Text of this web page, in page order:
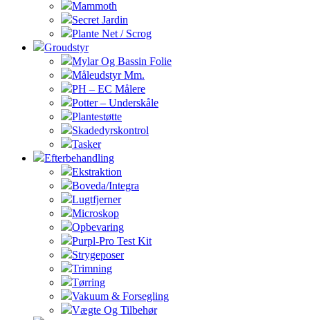
Mammoth
Secret Jardin
Plante Net / Scrog
Groudstyr
Mylar Og Bassin Folie
Måleudstyr Mm.
PH – EC Målere
Potter – Underskåle
Plantestøtte
Skadedyrskontrol
Tasker
Efterbehandling
Ekstraktion
Boveda/Integra
Lugtfjerner
Microskop
Opbevaring
Purpl-Pro Test Kit
Strygeposer
Trimning
Tørring
Vakuum & Forsegling
Vægte Og Tilbehør